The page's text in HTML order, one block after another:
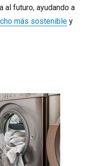
al futuro, ayudando a
más sostenible y